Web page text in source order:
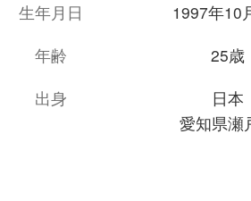
生年月日
1997年10
年齢
25歳
出身
日本
愛知県瀬